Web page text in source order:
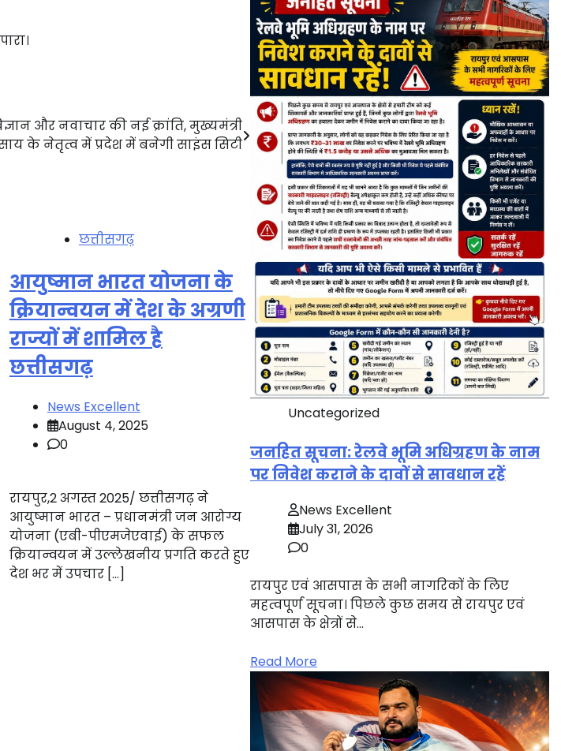
और नवाचार की नई क्रांति, मुख्यमंत्री
के नेतृत्व में प्रदेश में बनेगी साइंस सिटी
छत्तीसगढ़
आयुष्मान भारत योजना के
क्रियान्वयन में देश के अग्रणी
राज्यों में शामिल है
छत्तीसगढ़
News Excellent
August 4, 2025
0
रायपुर,2 अगस्त 2025/ छत्तीसगढ़ ने
आयुष्मान भारत – प्रधानमंत्री जन आरोग्य
योजना (एबी-पीएमजेएवाई) के सफल
क्रियान्वयन में उल्लेखनीय प्रगति करते हुए
देश भर में उपचार […]
Uncategorized
जनहित सूचना: रेलवे भूमि अधिग्रहण के नाम
पर निवेश कराने के दावों से सावधान रहें
News Excellent
July 31, 2026
0
रायपुर एवं आसपास के सभी नागरिकों के लिए
महत्वपूर्ण सूचना। पिछले कुछ समय से रायपुर एवं
आसपास के क्षेत्रों से…
Read More